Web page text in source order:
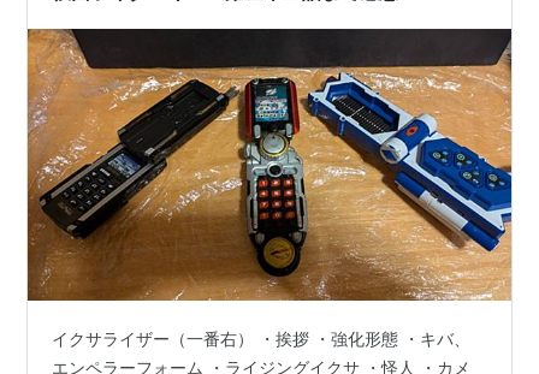
イクサライザー（一番右） ・挨拶 ・強化形態 ・キバ、
エンペラーフォーム ・ライジングイクサ ・怪人 ・カメ